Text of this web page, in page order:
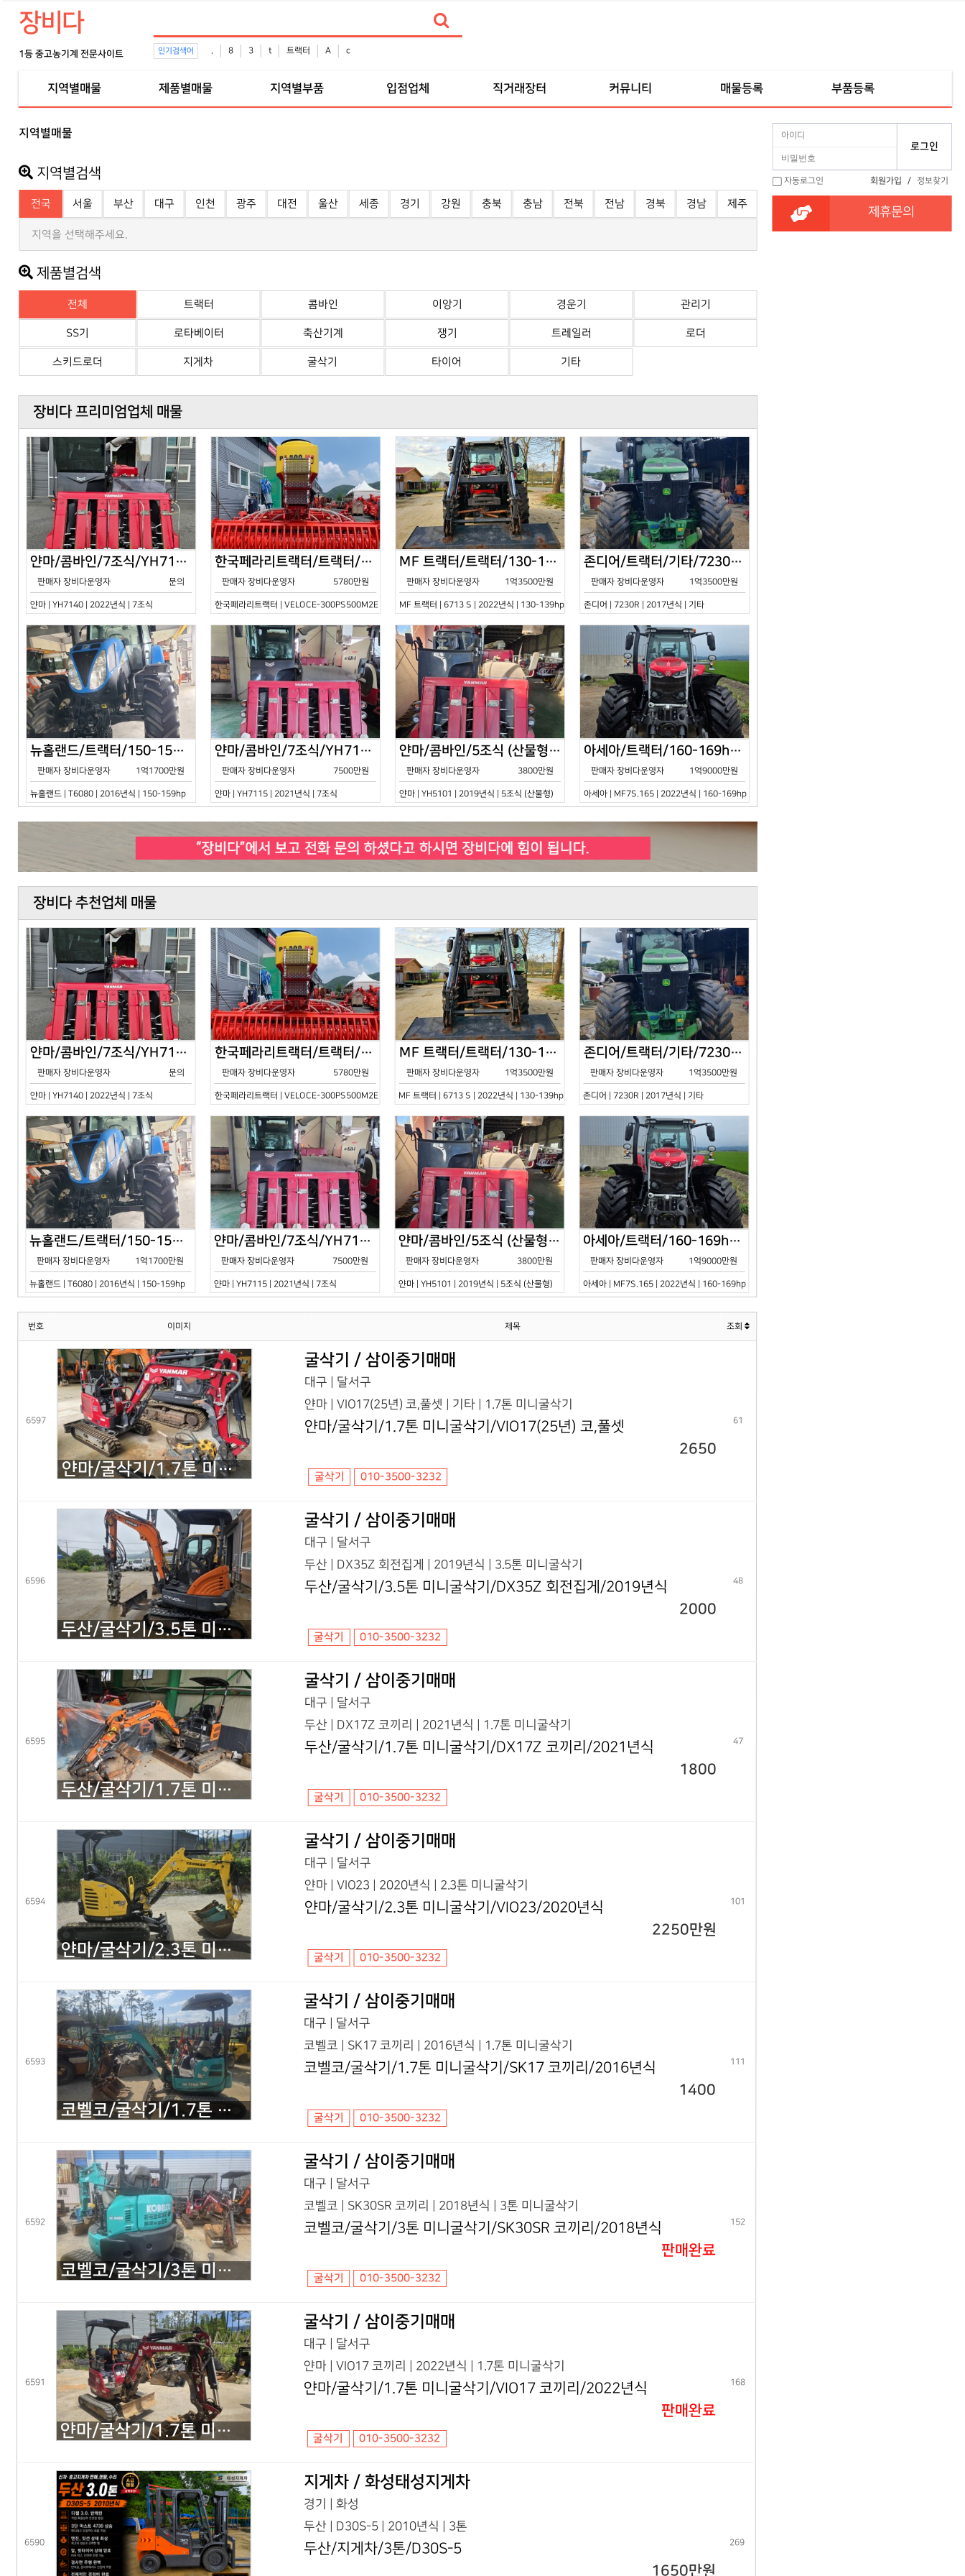
장비다
1등 중고농기계 전문사이트 인기검색어 . 8 3 t 트랙터 A c
지역별매물 제품별매물 지역별부품 입점업체 직거래장터 커뮤니티 매물등록 부품등록
지역별매물
지역별검색
전국 서울 부산 대구 인천 광주 대전 울산 세종 경기 강원 충북 충남 전북 전남 경북 경남 제주
지역을 선택해주세요.
제품별검색
전체 트랙터 콤바인 이앙기 경운기 관리기
SS기 로타베이터 축산기계 쟁기 트레일러 로더
스키드로더 지게차 굴삭기 타이어 기타
장비다 프리미엄업체 매물
얀마/콤바인/7조식/YH7140/2024년식
판매자 장비다운영자 문의
얀마 | YH7140 | 2022년식 | 7조식
한국페라리트랙터/트랙터/기타/VELOCE-300PS500M2E/2022년식
판매자 장비다운영자 5780만원
한국페라리트랙터 | VELOCE-300PS500M2E | 2022년식 | 기타
MF 트랙터/트랙터/130-139hp/6713 S/2022년식
판매자 장비다운영자 1억3500만원
MF 트랙터 | 6713 S | 2022년식 | 130-139hp
존디어/트랙터/기타/7230R/2017년식
판매자 장비다운영자 1억3500만원
존디어 | 7230R | 2017년식 | 기타
뉴홀랜드/트랙터/150-159hp/T6080/2016년식
판매자 장비다운영자 1억1700만원
뉴홀랜드 | T6080 | 2016년식 | 150-159hp
얀마/콤바인/7조식/YH7115/2021년식
판매자 장비다운영자 7500만원
얀마 | YH7115 | 2021년식 | 7조식
얀마/콤바인/5조식 (산물형)/YH5101/2019년식
판매자 장비다운영자 3800만원
얀마 | YH5101 | 2019년식 | 5조식 (산물형)
아세아/트랙터/160-169hp/MF7S.165/2023년식
판매자 장비다운영자 1억9000만원
아세아 | MF7S.165 | 2022년식 | 160-169hp
장비다 추천업체 매물
얀마/콤바인/7조식/YH7140/2024년식
판매자 장비다운영자 문의
얀마 | YH7140 | 2022년식 | 7조식
한국페라리트랙터/트랙터/기타/VELOCE-300PS500M2E/2022년식
판매자 장비다운영자 5780만원
한국페라리트랙터 | VELOCE-300PS500M2E | 2022년식 | 기타
MF 트랙터/트랙터/130-139hp/6713 S/2022년식
판매자 장비다운영자 1억3500만원
MF 트랙터 | 6713 S | 2022년식 | 130-139hp
존디어/트랙터/기타/7230R/2017년식
판매자 장비다운영자 1억3500만원
존디어 | 7230R | 2017년식 | 기타
뉴홀랜드/트랙터/150-159hp/T6080/2016년식
판매자 장비다운영자 1억1700만원
뉴홀랜드 | T6080 | 2016년식 | 150-159hp
얀마/콤바인/7조식/YH7115/2021년식
판매자 장비다운영자 7500만원
얀마 | YH7115 | 2021년식 | 7조식
얀마/콤바인/5조식 (산물형)/YH5101/2019년식
판매자 장비다운영자 3800만원
얀마 | YH5101 | 2019년식 | 5조식 (산물형)
아세아/트랙터/160-169hp/MF7S.165/2023년식
판매자 장비다운영자 1억9000만원
아세아 | MF7S.165 | 2022년식 | 160-169hp
번호 이미지 제목 조회
6597
얀마/굴삭기/1.7톤 미니굴삭기/VIO17(25년) 코,풀셋
굴삭기 / 삼이중기매매
대구 | 달서구
얀마 | VIO17(25년) 코,풀셋 | 기타 | 1.7톤 미니굴삭기
얀마/굴삭기/1.7톤 미니굴삭기/VIO17(25년) 코,풀셋
2650
굴삭기 010-3500-3232
61
6596
두산/굴삭기/3.5톤 미니굴삭기/DX35Z 회전집게/2019년식
굴삭기 / 삼이중기매매
대구 | 달서구
두산 | DX35Z 회전집게 | 2019년식 | 3.5톤 미니굴삭기
두산/굴삭기/3.5톤 미니굴삭기/DX35Z 회전집게/2019년식
2000
굴삭기 010-3500-3232
48
6595
두산/굴삭기/1.7톤 미니굴삭기/DX17Z 코끼리/2021년식
굴삭기 / 삼이중기매매
대구 | 달서구
두산 | DX17Z 코끼리 | 2021년식 | 1.7톤 미니굴삭기
두산/굴삭기/1.7톤 미니굴삭기/DX17Z 코끼리/2021년식
1800
굴삭기 010-3500-3232
47
6594
얀마/굴삭기/2.3톤 미니굴삭기/VIO23/2020년식
굴삭기 / 삼이중기매매
대구 | 달서구
얀마 | VIO23 | 2020년식 | 2.3톤 미니굴삭기
얀마/굴삭기/2.3톤 미니굴삭기/VIO23/2020년식
2250만원
굴삭기 010-3500-3232
101
6593
코벨코/굴삭기/1.7톤 미니굴삭기/SK17 코끼리/2016년식
굴삭기 / 삼이중기매매
대구 | 달서구
코벨코 | SK17 코끼리 | 2016년식 | 1.7톤 미니굴삭기
코벨코/굴삭기/1.7톤 미니굴삭기/SK17 코끼리/2016년식
1400
굴삭기 010-3500-3232
111
6592
코벨코/굴삭기/3톤 미니굴삭기/SK30SR 코끼리/2018년식
굴삭기 / 삼이중기매매
대구 | 달서구
코벨코 | SK30SR 코끼리 | 2018년식 | 3톤 미니굴삭기
코벨코/굴삭기/3톤 미니굴삭기/SK30SR 코끼리/2018년식
판매완료
굴삭기 010-3500-3232
152
6591
얀마/굴삭기/1.7톤 미니굴삭기/VIO17 코끼리/2022년식
굴삭기 / 삼이중기매매
대구 | 달서구
얀마 | VIO17 코끼리 | 2022년식 | 1.7톤 미니굴삭기
얀마/굴삭기/1.7톤 미니굴삭기/VIO17 코끼리/2022년식
판매완료
굴삭기 010-3500-3232
168
6590
지게차 / 화성태성지게차
경기 | 화성
두산 | D30S-5 | 2010년식 | 3톤
두산/지게차/3톤/D30S-5
1650만원
269
자동로그인 회원가입 / 정보찾기
제휴문의